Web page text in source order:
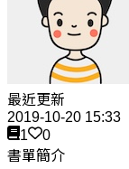
最近更新
2019-10-20 15:33
1
0
書單簡介